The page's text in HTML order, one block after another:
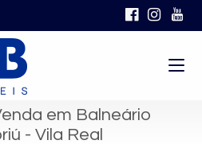
em Balneário
- Vila Real